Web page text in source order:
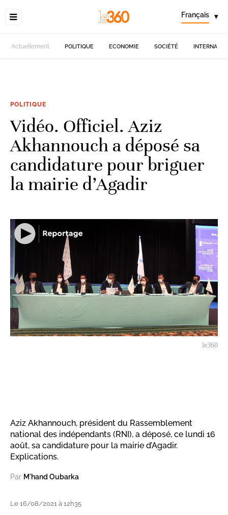
Français ▾
Actuellement POLITIQUE ECONOMIE SOCIÉTÉ
POLITIQUE
Vidéo. Officiel. Aziz
Akhannouch a déposé sa
candidature pour briguer
la mairie d’Agadir
le360
Aziz Akhannouch, président du Rassemblement
national des indépendants (RNI), a déposé, ce lundi 16
août, sa candidature pour la mairie d’Agadir.
Explications.
Par M'hand Oubarka
Le 16/08/2021 à 12h35